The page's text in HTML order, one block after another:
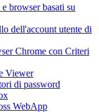
browser basati su
dell'account utente di
Chrome con Criteri
Viewer
di password
WebApp